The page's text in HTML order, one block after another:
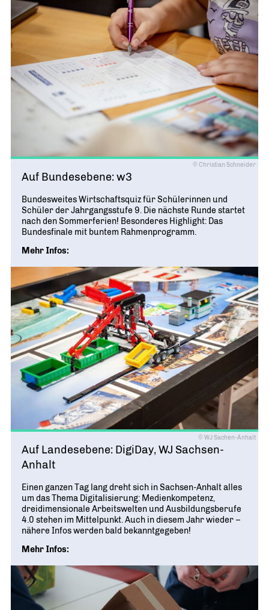
© Christian Schneider
Auf Bundesebene: w3
Bundesweites Wirtschaftsquiz für Schülerinnen und
Schüler der Jahrgangsstufe 9. Die nächste Runde startet
nach den Sommerferien! Besonderes Highlight: Das
Bundesfinale mit buntem Rahmenprogramm.
Mehr Infos:
© WJ Sachen-Anhalt
Auf Landesebene: DigiDay, WJ Sachsen-
Anhalt
Einen ganzen Tag lang dreht sich in Sachsen-Anhalt alles
um das Thema Digitalisierung: Medienkompetenz,
dreidimensionale Arbeitswelten und Ausbildungsberufe
4.0 stehen im Mittelpunkt. Auch in diesem Jahr wieder –
nähere Infos werden bald bekanntgegeben!
Mehr Infos: